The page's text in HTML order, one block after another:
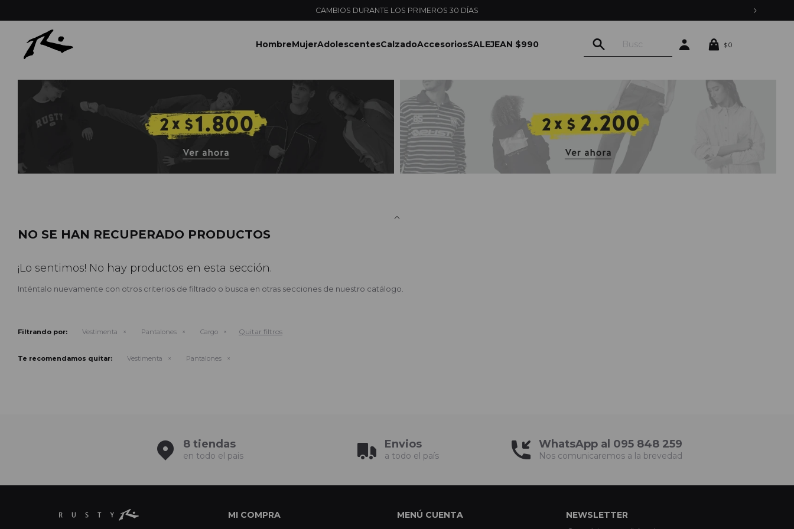
CAMBIOS DURANTE LOS PRIMEROS 30 DÍAS
HombreMujerAdolescentesCalzadoAccesoriosSALEJEAN $990 $0
NO SE HAN RECUPERADO PRODUCTOS
¡Lo sentimos! No hay productos en esta sección.
Inténtalo nuevamente con otros criterios de filtrado o busca en otras secciones de nuestro catálogo.
Filtrando por: Vestimenta Pantalones Cargo Quitar filtros
Te recomendamos quitar: Vestimenta Pantalones
8 tiendas
en todo el pais
Envios
a todo el país
WhatsApp al 095 848 259
Nos comunicaremos a la brevedad
MI COMPRA MENÚ CUENTA
NEWSLETTER